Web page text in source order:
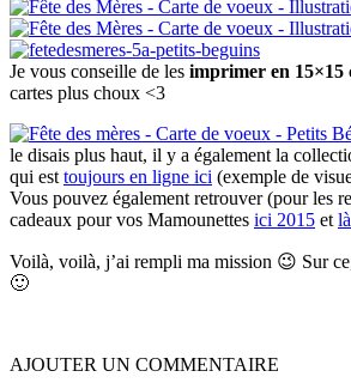
Je vous conseille de les imprimer en 15×15
cartes plus choux <3
le disais plus haut, il y a également la
qui est toujours en ligne ici (exemple de
Vous pouvez également retrouver (pour les
cadeaux pour vos Mamounettes ici 2015 et
Voilà, voilà, j’ai rempli ma mission 😉 Sur
🙂
AJOUTER UN COMMENTAIRE